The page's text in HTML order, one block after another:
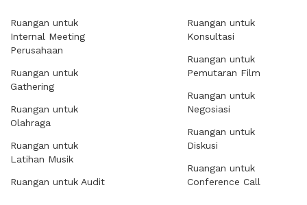
Ruangan untuk
Internal Meeting
Perusahaan
Ruangan untuk
Gathering
Ruangan untuk
Olahraga
Ruangan untuk
Latihan Musik
Ruangan untuk Audit
Ruangan untuk
Konsultasi
Ruangan untuk
Pemutaran Film
Ruangan untuk
Negosiasi
Ruangan untuk
Diskusi
Ruangan untuk
Conference Call